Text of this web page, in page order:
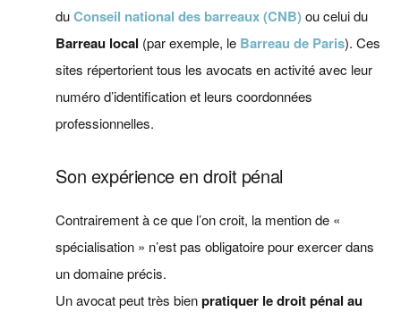
duConseil national des barreaux (CNB)ou celui du
Barreau local (par exemple, le Barreau de Paris). Ces
sites répertorient tous les avocats en activité avec leur
numéro d’identification et leurs coordonnées
professionnelles.
Son expérience en droit pénal
Contrairement à ce que l’on croit, la mention de «
spécialisation » n’est pas obligatoire pour exercer dans
un domaine précis.
Un avocat peut très bienpratiquer le droit pénal au